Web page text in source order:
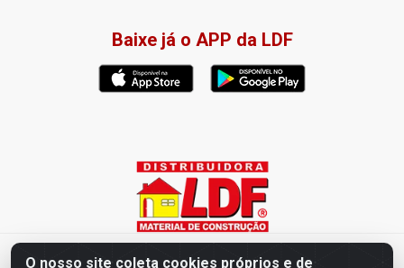
O nosso site coleta cookies próprios e de
Baixe já o APP da LDF
Distribuidora LDF - Av. Presidente Tancredo Neves, 203 – Bairro